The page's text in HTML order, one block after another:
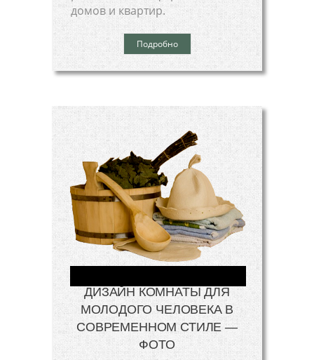
домов и квартир.
Подробно
ДИЗАЙН КОМНАТЫ ДЛЯ
МОЛОДОГО ЧЕЛОВЕКА В
СОВРЕМЕННОМ СТИЛЕ —
ФОТО